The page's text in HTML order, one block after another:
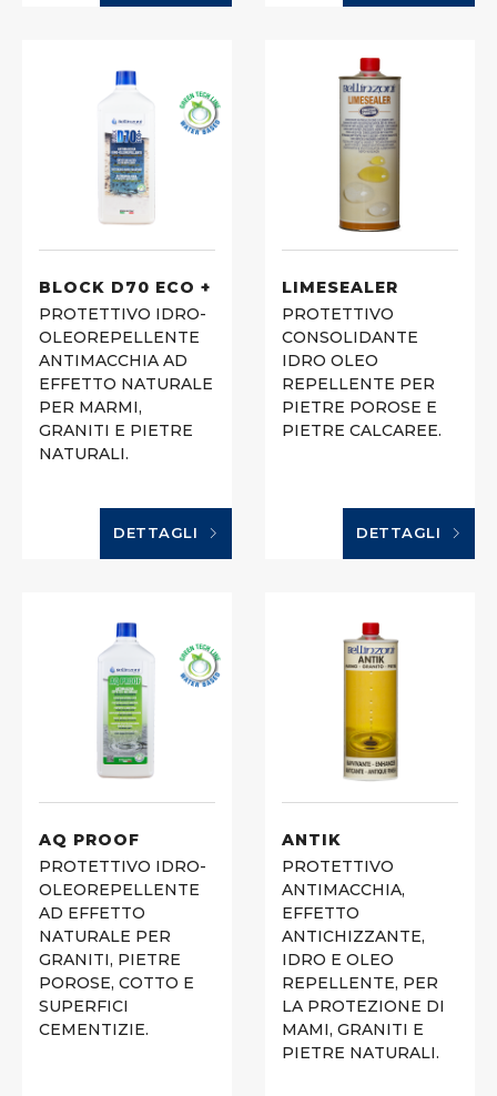
BLOCK D70 ECO +
PROTETTIVO IDRO-
OLEOREPELLENTE
ANTIMACCHIA AD
EFFETTO NATURALE
PER MARMI,
GRANITI E PIETRE
NATURALI.
DETTAGLI
LIMESEALER
PROTETTIVO
CONSOLIDANTE
IDRO OLEO
REPELLENTE PER
PIETRE POROSE E
PIETRE CALCAREE.
DETTAGLI
AQ PROOF
PROTETTIVO IDRO-
OLEOREPELLENTE
AD EFFETTO
NATURALE PER
GRANITI, PIETRE
POROSE, COTTO E
SUPERFICI
CEMENTIZIE.
ANTIK
PROTETTIVO
ANTIMACCHIA,
EFFETTO
ANTICHIZZANTE,
IDRO E OLEO
REPELLENTE, PER
LA PROTEZIONE DI
MAMI, GRANITI E
PIETRE NATURALI.